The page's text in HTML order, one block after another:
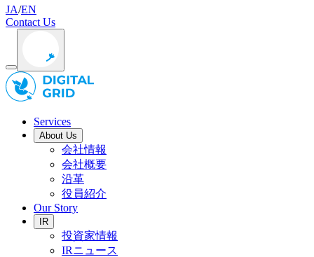
JA/EN
Contact Us
Services
About Us
会社情報
会社概要
沿革
役員紹介
Our Story
IR
投資家情報
IRニュース